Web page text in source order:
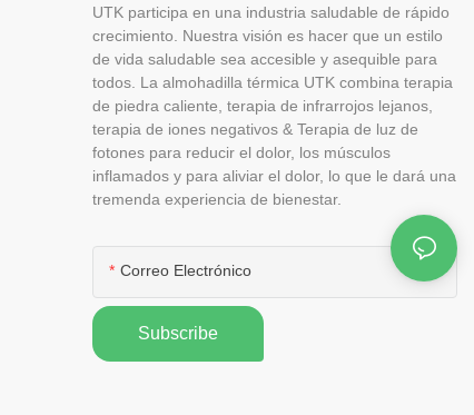
UTK participa en una industria saludable de rápido
crecimiento. Nuestra visión es hacer que un estilo
de vida saludable sea accesible y asequible para
todos. La almohadilla térmica UTK combina terapia
de piedra caliente, terapia de infrarrojos lejanos,
terapia de iones negativos & Terapia de luz de
fotones para reducir el dolor, los músculos
inflamados y para aliviar el dolor, lo que le dará una
tremenda experiencia de bienestar.
Correo Electrónico
Subscribe